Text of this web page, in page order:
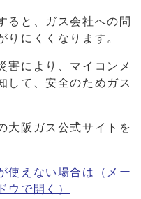
ると、ガス会社への問
りにくくなります。
害により、マイコンメ
して、安全のためガス
大阪ガス公式サイトを
えない場合は（メー
ウで開く）